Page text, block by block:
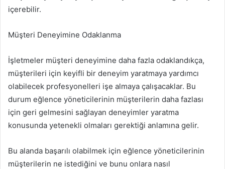
içerebilir.
Müşteri Deneyimine Odaklanma
İşletmeler müşteri deneyimine daha fazla odaklandıkça,
müşterileri için keyifli bir deneyim yaratmaya yardımcı
olabilecek profesyonelleri işe almaya çalışacaklar. Bu
durum eğlence yöneticilerinin müşterilerin daha fazlası
için geri gelmesini sağlayan deneyimler yaratma
konusunda yetenekli olmaları gerektiği anlamına gelir.
Bu alanda başarılı olabilmek için eğlence yöneticilerinin
müşterilerin ne istediğini ve bunu onlara nasıl